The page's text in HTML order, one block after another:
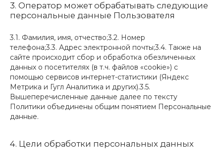
3. Оператор может обрабатывать следующие
персональные данные Пользователя
3.1. Фамилия, имя, отчество;3.2. Номер
телефона;3.3. Адрес электронной почты;3.4. Также на
сайте происходит сбор и обработка обезличенных
данных о посетителях (в т.ч. файлов «cookie») с
помощью сервисов интернет-статистики (Яндекс
Метрика и Гугл Аналитика и других).3.5.
Вышеперечисленные данные далее по тексту
Политики объединены общим понятием Персональные
данные.
4. Цели обработки персональных данных